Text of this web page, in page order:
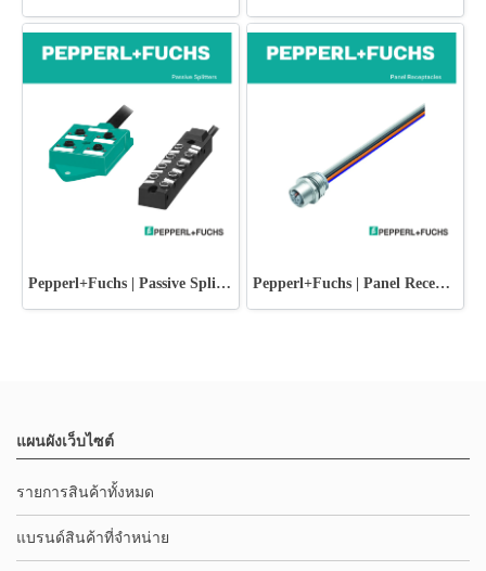
Pepperl+Fuchs | Passive Splitters Pepperl+Fuchs | Panel Receptacles
แผนผังเว็บไซต์
รายการสินค้าทั้งหมด
แบรนด์สินค้าที่จำหน่าย